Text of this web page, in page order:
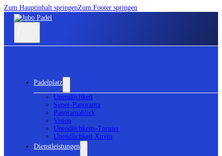
Zum Hauptinhalt springenZum Footer springen
Padelplatz
Unendlichkeit
Super-Panorama
Panoramablick
Vision
Unendlichkeits-Turnier
Unendlichkeit Xtrem
Dienstleistungen